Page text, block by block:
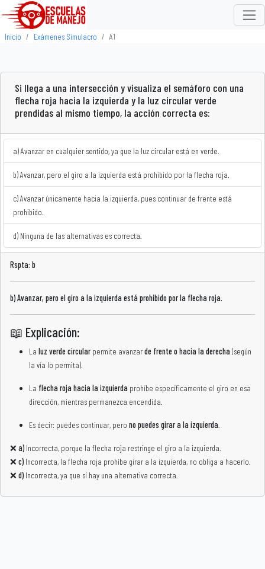
Inicio Exámenes Simulacro A1
Si llega a una intersección y visualiza el semáforo con una
flecha roja hacia la izquierda y la luz circular verde
prendidas al mismo tiempo, la acción correcta es:
a) Avanzar en cualquier sentido, ya que la luz circular está en verde.
b) Avanzar, pero el giro a la izquierda está prohibido por la flecha roja.
c) Avanzar únicamente hacia la izquierda, pues continuar de frente está
prohibido.
d) Ninguna de las alternativas es correcta.
Rspta: b
b) Avanzar, pero el giro a la izquierda está prohibido por la flecha roja.
📖 Explicación:
La luz verde circular permite avanzarde frente o hacia la derecha (según
la vía lo permita).
La flecha roja hacia la izquierda prohíbe específicamente el giro en esa
dirección, mientras permanezca encendida.
Es decir: puedes continuar, pero no puedes girar a la izquierda
❌ a) Incorrecta, porque la flecha roja restringe el giro a la izquierda.
❌ c) Incorrecta, la flecha roja prohíbe girar a la izquierda, no obliga a hacerlo.
❌ d) Incorrecta, ya que sí hay una alternativa correcta.